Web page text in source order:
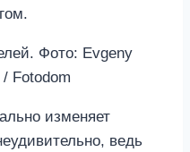
Фото: Evgeny
Fotodom
изменяет
ведь